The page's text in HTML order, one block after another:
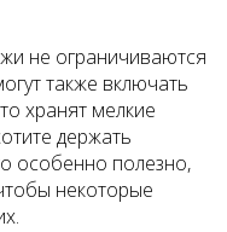
не ограничиваются
также включать
хранят мелкие
держать
особенно полезно,
некоторые